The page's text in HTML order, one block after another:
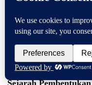
Previous
Sejarah